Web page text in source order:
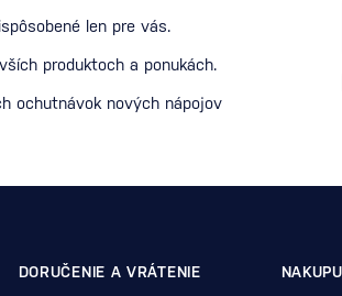
len pre vás.
produktoch a ponukách.
ochutnávok nových nápojov
DORUČENIE A VRÁTENIE